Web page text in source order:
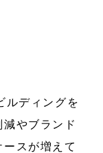
ルディングを
やブランド
スが増えて